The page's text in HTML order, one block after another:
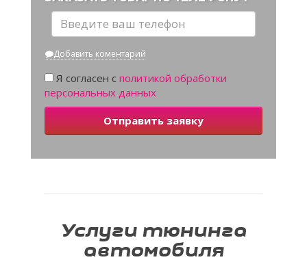
Добавить коментарий
Я согласен с политикой обработки
персональных данных
Отправить заявку
Услуги тюнинга
автомобиля